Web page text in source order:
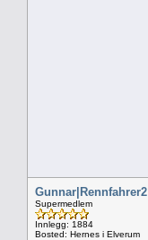
Gunnar|Rennfahrer2
Supermedlem
Innlegg: 1884
Bosted: Hernes i Elverum